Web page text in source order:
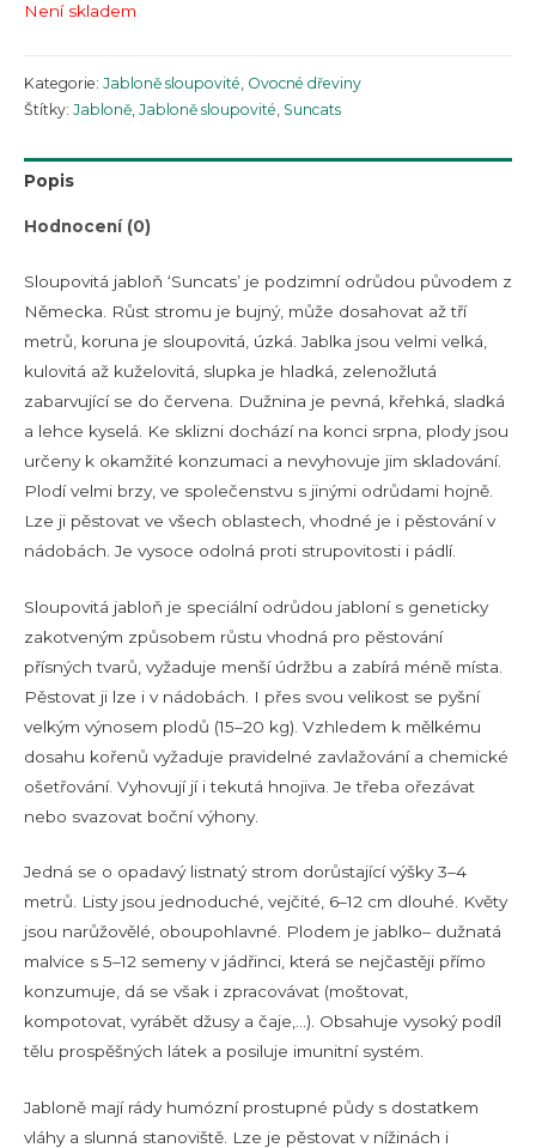
Není skladem
Kategorie: Jabloně sloupovité, Ovocné dřeviny
Štítky: Jabloně, Jabloně sloupovité, Suncats
Popis
Hodnocení (0)
Sloupovitá jabloň ‘Suncats’ je podzimní odrůdou původem z
Německa. Růst stromu je bujný, může dosahovat až tří
metrů, koruna je sloupovitá, úzká. Jablka jsou velmi velká,
kulovitá až kuželovitá, slupka je hladká, zelenožlutá
zabarvující se do červena. Dužnina je pevná, křehká, sladká
a lehce kyselá. Ke sklizni dochází na konci srpna, plody jsou
určeny k okamžité konzumaci a nevyhovuje jim skladování.
Plodí velmi brzy, ve společenstvu s jinými odrůdami hojně.
Lze ji pěstovat ve všech oblastech, vhodné je i pěstování v
nádobách. Je vysoce odolná proti strupovitosti i pádlí.
Sloupovitá jabloň je speciální odrůdou jabloní s geneticky
zakotveným způsobem růstu vhodná pro pěstování
přísných tvarů, vyžaduje menší údržbu a zabírá méně místa.
Pěstovat ji lze i v nádobách. I přes svou velikost se pyšní
velkým výnosem plodů (15–20 kg). Vzhledem k mělkému
dosahu kořenů vyžaduje pravidelné zavlažování a chemické
ošetřování. Vyhovují jí i tekutá hnojiva. Je třeba ořezávat
nebo svazovat boční výhony.
Jedná se o opadavý listnatý strom dorůstající výšky 3–4
metrů. Listy jsou jednoduché, vejčité, 6–12 cm dlouhé. Květy
jsou narůžovělé, oboupohlavné. Plodem je jablko– dužnatá
malvice s 5–12 semeny v jádřinci, která se nejčastěji přímo
konzumuje, dá se však i zpracovávat (moštovat,
kompotovat, vyrábět džusy a čaje,…). Obsahuje vysoký podíl
tělu prospěšných látek a posiluje imunitní systém.
Jabloně mají rády humózní prostupné půdy s dostatkem
vláhy a slunná stanoviště. Lze je pěstovat v nížinách i